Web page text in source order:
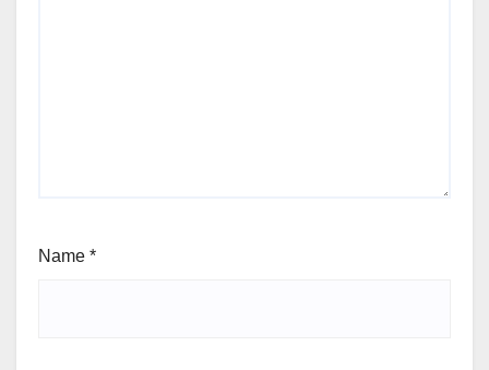
Name *